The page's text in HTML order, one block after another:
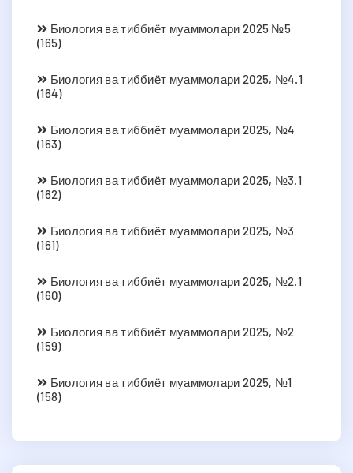
Биология ва тиббиёт муаммолари 2025 №5
(165)
Биология ва тиббиёт муаммолари 2025, №4.1
(164)
Биология ва тиббиёт муаммолари 2025, №4
(163)
Биология ва тиббиёт муаммолари 2025, №3.1
(162)
Биология ва тиббиёт муаммолари 2025, №3
(161)
Биология ва тиббиёт муаммолари 2025, №2.1
(160)
Биология ва тиббиёт муаммолари 2025, №2
(159)
Биология ва тиббиёт муаммолари 2025, №1
(158)